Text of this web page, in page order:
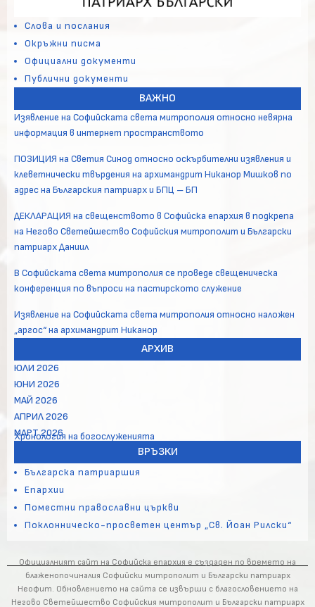
Слова и послания
Окръжни писма
Официални документи
Публични документи
ВАЖНО
Изявление на Софийската света митрополия относно невярна
информация в интернет пространството
ПОЗИЦИЯ на Светия Синод относно оскърбителни изявления и
клеветнически твърдения на архимандрит Никанор Мишков по
адрес на Българския патриарх и БПЦ – БП
ДЕКЛАРАЦИЯ на свещенството в Софийска епархия в подкрепа
на Негово Светейшество Софийския митрополит и Български
патриарх Даниил
В Софийската света митрополия се проведе свещеническа
конференция по въпроси на пастирското служение
Изявление на Софийската света митрополия относно наложен
„аргос“ на архимандрит Никанор
АРХИВ
ЮЛИ 2026
ЮНИ 2026
МАЙ 2026
АПРИЛ 2026
МАРТ 2026
Хронология на богослуженията
ВРЪЗКИ
Българска патриаршия
Епархии
Поместни православни църкви
Поклонническо-просветен център „Св. Йоан Рилски“
Официалният сайт на Софийска епархия е създаден по времето на
блаженопочиналия Софийски митрополит и Български патриарх
Неофит. Обновлението на сайта се извърши с благословението на
Негово Светейшество Софийския митрополит и Български патриарх